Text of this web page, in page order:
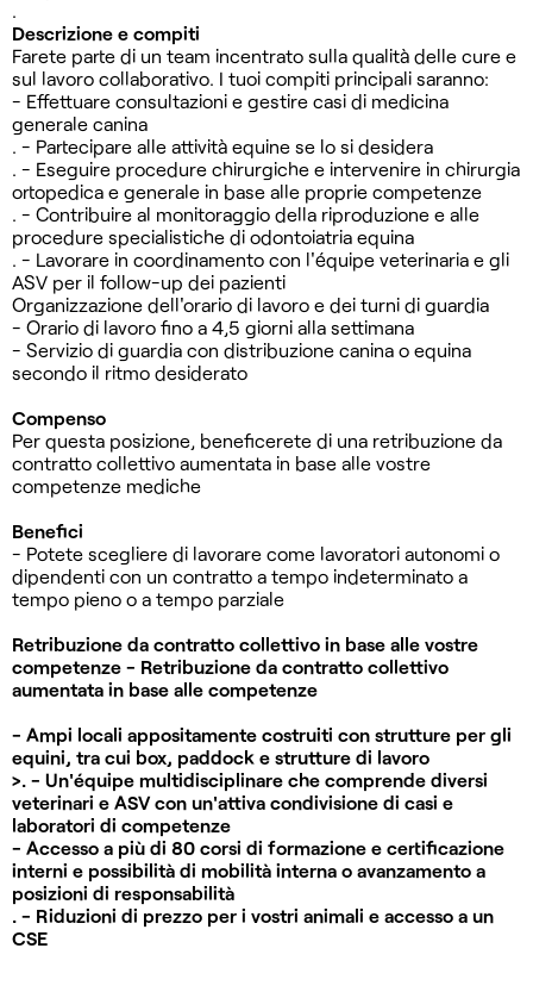
Descrizione e compiti
Farete parte di un team incentrato sulla qualità delle cure e
sul lavoro collaborativo. I tuoi compiti principali saranno:
- Effettuare consultazioni e gestire casi di medicina
generale canina
. - Partecipare alle attività equine se lo si desidera
. - Eseguire procedure chirurgiche e intervenire in chirurgia
ortopedica e generale in base alle proprie competenze
. - Contribuire al monitoraggio della riproduzione e alle
procedure specialistiche di odontoiatria equina
. - Lavorare in coordinamento con l'équipe veterinaria e gli
ASV per il follow-up dei pazienti
Organizzazione dell'orario di lavoro e dei turni di guardia
- Orario di lavoro fino a 4,5 giorni alla settimana
- Servizio di guardia con distribuzione canina o equina
secondo il ritmo desiderato
Compenso
Per questa posizione, beneficerete di una retribuzione da
contratto collettivo aumentata in base alle vostre
competenze mediche
Benefici
- Potete scegliere di lavorare come lavoratori autonomi o
dipendenti con un contratto a tempo indeterminato a
tempo pieno o a tempo parziale
Retribuzione da contratto collettivo in base alle vostre
competenze - Retribuzione da contratto collettivo
aumentata in base alle competenze
- Ampi locali appositamente costruiti con strutture per gli
equini, tra cui box, paddock e strutture di lavoro
>. - Un'équipe multidisciplinare che comprende diversi
veterinari e ASV con un'attiva condivisione di casi e
laboratori di competenze
- Accesso a più di 80 corsi di formazione e certificazione
interni e possibilità di mobilità interna o avanzamento a
posizioni di responsabilità
. - Riduzioni di prezzo per i vostri animali e accesso a un
CSE